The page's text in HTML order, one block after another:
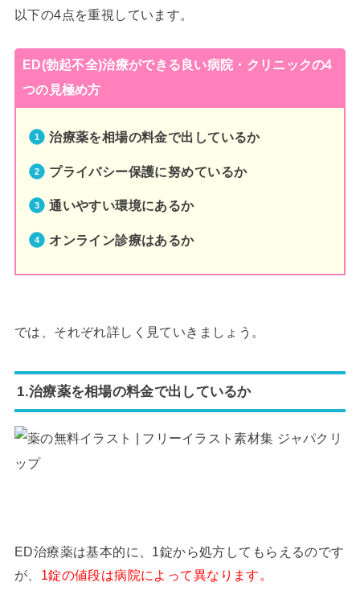
以下の4点を重視しています。
ED(勃起不全)治療ができる良い病院・クリニックの4
つの見極め方
治療薬を相場の料金で出しているか
プライバシー保護に努めているか
通いやすい環境にあるか
オンライン診療はあるか
では、それぞれ詳しく見ていきましょう。
1.治療薬を相場の料金で出しているか
ED治療薬は基本的に、1錠から処方してもらえるのです
が、 1錠の値段は病院によって異なります。